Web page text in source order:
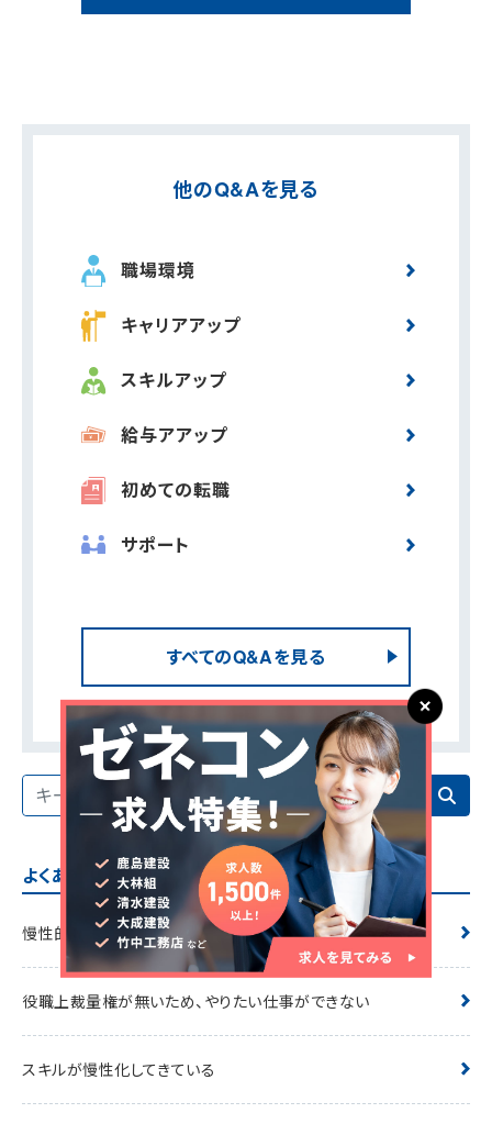
他のQ&Aを見る
職場環境
キャリアアップ
スキルアップ
給与アアップ
初めての転職
サポート
すべてのQ&Aを見る
よくあるQ&A
慢性的な長時間労働が辛い
役職上裁量権が無いため、やりたい仕事ができない
スキルが慢性化してきている